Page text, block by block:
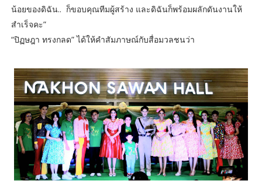
น้อยของดิฉัน.. ก็ขอบคุณทีมผู้สร้าง และดิฉันก็พร้อมผลักดันงานให้
สำเร็จคะ”
“ปิฏษฎา ทรงกลด” ได้ให้คำสัมภาษณ์กับสื่อมวลชนว่า